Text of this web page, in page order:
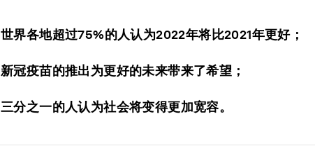
世界各地超过75%的人认为2022年将比2021年更好；
新冠疫苗的推出为更好的未来带来了希望；
三分之一的人认为社会将变得更加宽容。